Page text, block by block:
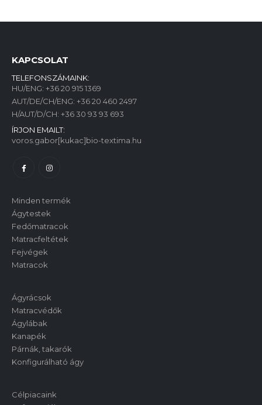
KAPCSOLAT
TELEFONSZÁMAINK:
HU/ENG: +36 20 915 1369
AUT/DE/CH/ENG: +36 20 460 2497
H/AUT/D/CH: +36 30 93 93 693
ÍRJON EMAILT:
voros.gabor[kukac]bio-textima.hu
Minden termék
Ágytestek
Fedőmatracok
Matracfeltétek
Fejvégek
Matracok
Ágyrácsok
Matracvédők
Ágylábak
Kanapék
Párnák, takarók
Konfigurálható ágy
Célpiacaink